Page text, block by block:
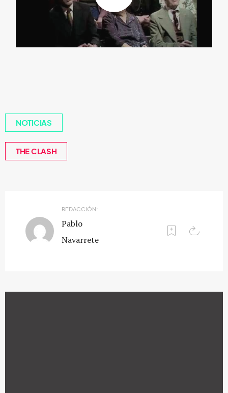
NOTICIAS
THE CLASH
REDACCIÓN:
Pablo
Navarrete